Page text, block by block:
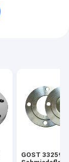
GOST 33259